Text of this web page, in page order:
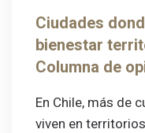
Ciudades
bienestar
Columna de
En Chile, más de
viven en